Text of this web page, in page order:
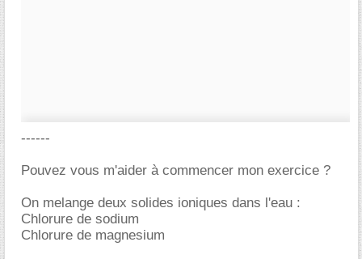
------
Pouvez vous m'aider à commencer mon exercice ?
On melange deux solides ioniques dans l'eau :
Chlorure de sodium
Chlorure de magnesium